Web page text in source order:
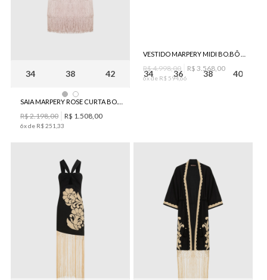
34 38 42
R$2.198,00 R$ 1.508,00
6x de R$251 33
34 36 38 40
R$4.998,00 R$ 3.568,00
6x de R$ 594,66